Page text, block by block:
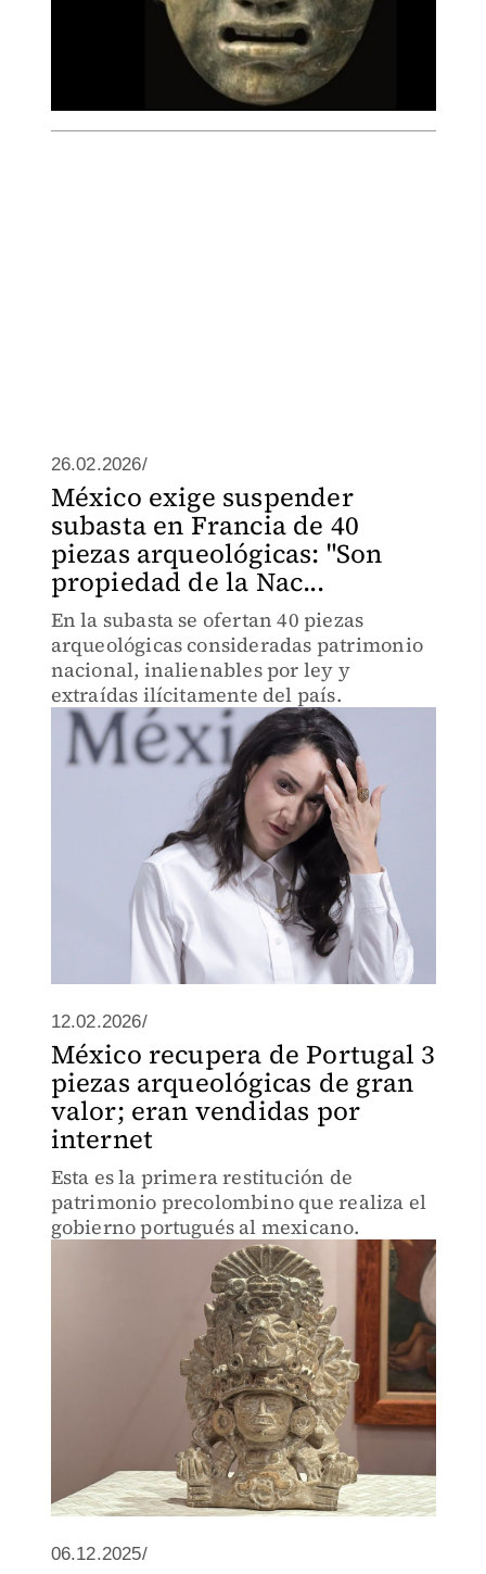
26.02.2026/
México exige suspender
subasta en Francia de 40
piezas arqueológicas: "Son
propiedad de la Nac...
En la subasta se ofertan 40 piezas
arqueológicas consideradas patrimonio
nacional, inalienables por ley y
extraídas ilícitamente del país.
12.02.2026/
México recupera de Portugal 3
piezas arqueológicas de gran
valor; eran vendidas por
internet
Esta es la primera restitución de
patrimonio precolombino que realiza el
gobierno portugués al mexicano.
06.12.2025/